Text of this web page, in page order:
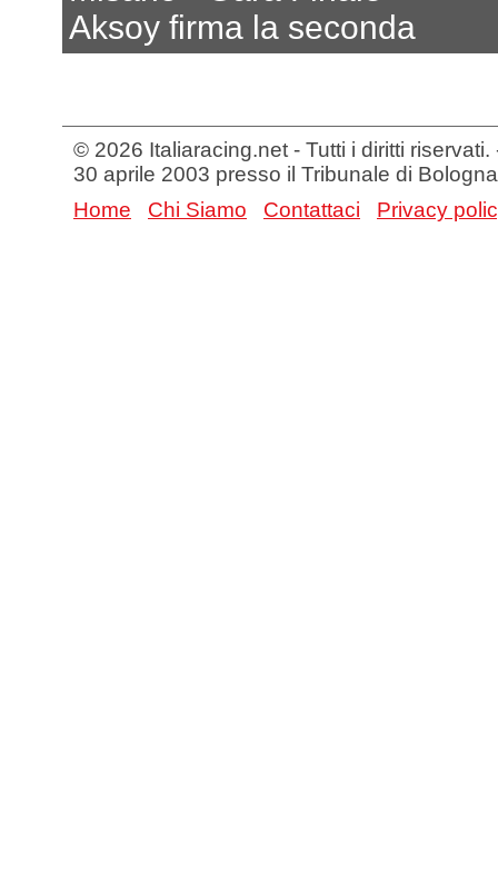
Aksoy firma la seconda
© 2026 Italiaracing.net - Tutti i diritti
30 aprile 2003 presso il Tribunale di Bologna
Home
Chi Siamo Contattaci Privacy